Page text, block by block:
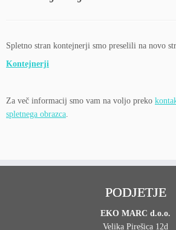
Spletno stran kontejnerji smo preselili na novo
Kontejnerji
Za več informacij smo vam na voljo preko
spletnega obrazca.
PODJETJE
EKO MARC d.o.o.
Velika Pirešica 12d